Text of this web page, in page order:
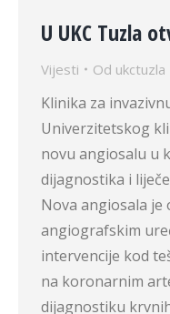
U UKC Tuzla
Vijesti Od ukctuzla
Klinika za
Univerzitetskog
novu angiosalu u
dijagnostika i
Nova angiosala je
angiografskim
intervencije kod
na koronarnim
dijagnostiku